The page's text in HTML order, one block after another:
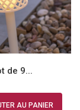
de 9...
AU PANIER